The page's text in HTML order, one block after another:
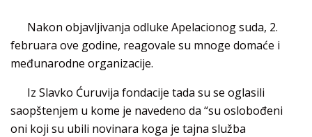
Nakon objavljivanja odluke Apelacionog suda, 2.
februara ove godine, reagovale su mnoge domaće i
međunarodne organizacije.
Iz Slavko Ćuruvija fondacije tada su se oglasili
saopštenjem u kome je navedeno da “su oslobođeni
oni koji su ubili novinara koga je tajna služba